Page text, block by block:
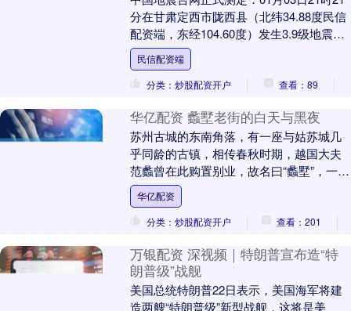
分在甘肃定西市陇西县（北纬34.88度民信
配资端，东经104.60度）发生3.9级地震民
信配资端民信配资端，震源深度....
民信配资端
分类：炒股配资开户
查看：89
华亿配资 蠡墅老街的白天与黑夜
苏州古城的东南角落，有一座与姑苏城几
乎同龄的古镇，相传春秋时期，越国大夫
范蠡曾在此购置别业，故名曰“蠡墅”，一条
蠡墅港从蠡墅镇中横穿而过，庞家桥、莫
家桥、永兴桥....
华亿配资
分类：炒股配资开户
查看：201
万银配资 深视频｜特朗普宣布造“特
朗普级”战舰
美国总统特朗普22日表示，美国海军将建
造两艘“特朗普级”新型战舰，这将是美